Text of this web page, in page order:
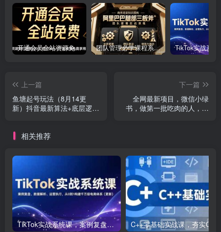
开通会员全站资源免费下载 开通VIP会员 HY资源库 团队管理必学课程系列，阿里巴巴“腿部三板斧”
上一篇
鱼塘起号玩法（8月14更
新）抖音最新算法+底层逻
下一篇
全网最新项目，微信小绿
书，做第一批吃肉的人，一
相关推荐
TikTok实战系统课，案例复盘、数据解析、运营执行，从0到1构建千万级电商体系（更新）